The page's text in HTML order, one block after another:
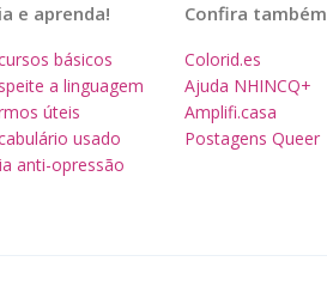
Confira também
Colorid.es
Ajuda NHINCQ+
Amplifi.casa
Postagens Queer
e aprenda!
básicos
a linguagem
úteis
usado
anti-opressão